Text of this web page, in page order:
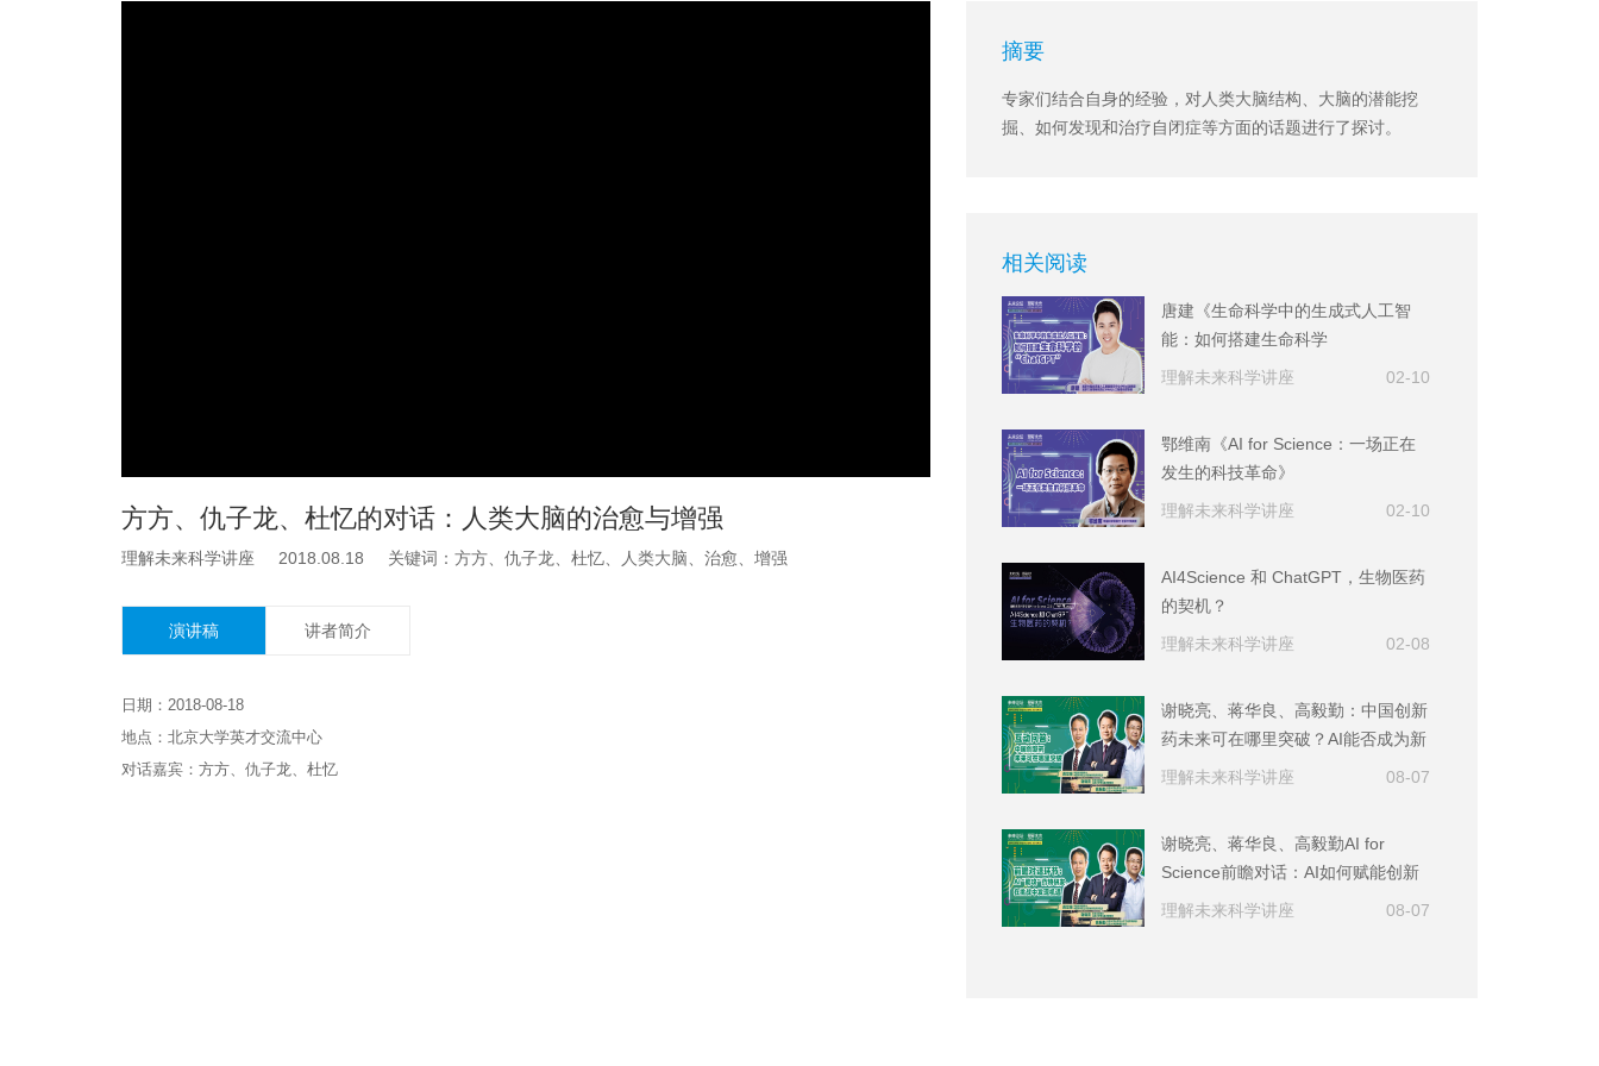
方方、仇子龙、杜忆的对话：人类大脑的治愈与增强
理解未来科学讲座 2018.08.18 关键词：方方、仇子龙、杜忆、人类大脑、治愈、增强
演讲稿 讲者简介
日期：2018-08-18
地点：北京大学英才交流中心
对话嘉宾：方方、仇子龙、杜忆
摘要
专家们结合自身的经验，对人类大脑结构、大脑的潜能挖
掘、如何发现和治疗自闭症等方面的话题进行了探讨。
相关阅读
唐建《生命科学中的生成式人工智
能：如何搭建生命科学
的“ChatGPT”》
理解未来科学讲座 02-10
鄂维南《AI for Science：一场正在
发生的科技革命》
理解未来科学讲座
02-10
AI4Science 和 ChatGPT，生物医药
的契机？
理解未来科学讲座
02-08
谢晓亮、蒋华良、高毅勤：中国创新
药未来可在哪里突破？AI能否成为新
药研发的核心技术？
理解未来科学讲座 08-07
谢晓亮、蒋华良、高毅勤AI for
Science前瞻对话：AI如何赋能创新
药研发？AI+药物研发面临的机遇与
理解未来科学讲座 08-07